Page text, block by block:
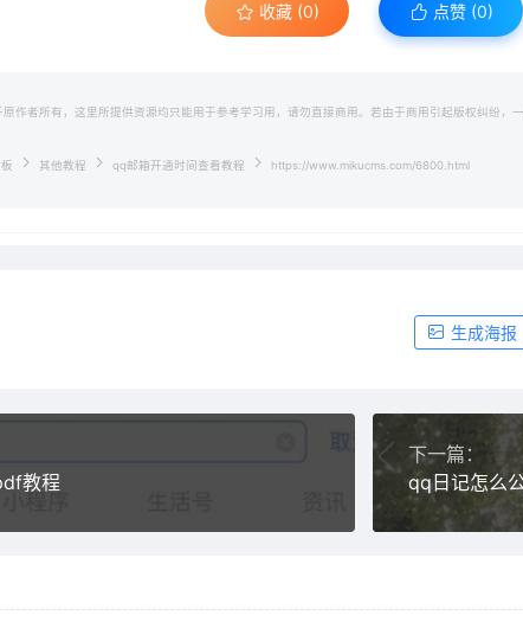
收藏 (0) 点赞 (0)
作者所有，这里所提供资源均只能用于参考学习用，请勿直接商用。若由于商用引起版权纠纷，
其他教程 qq邮箱开通时间查看教程 https://www.mikucms.com/6800.html
生成海报
教程
下一篇：
qq日记怎么